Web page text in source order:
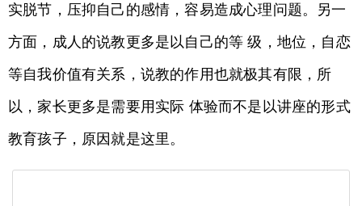
实脱节，压抑自己的感情，容易造成心理问题。另一
方面，成人的说教更多是以自己的等 级，地位，自恋
等自我价值有关系，说教的作用也就极其有限，所
以，家长更多是需要用实际 体验而不是以讲座的形式
教育孩子，原因就是这里。